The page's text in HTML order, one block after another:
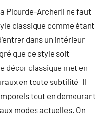
Plourde-ArcherIl ne faut
classique comme étant
dans un intérieur
que ce style soit
décor classique met en
en toute subtilité. Il
tout en demeurant
modes actuelles. On